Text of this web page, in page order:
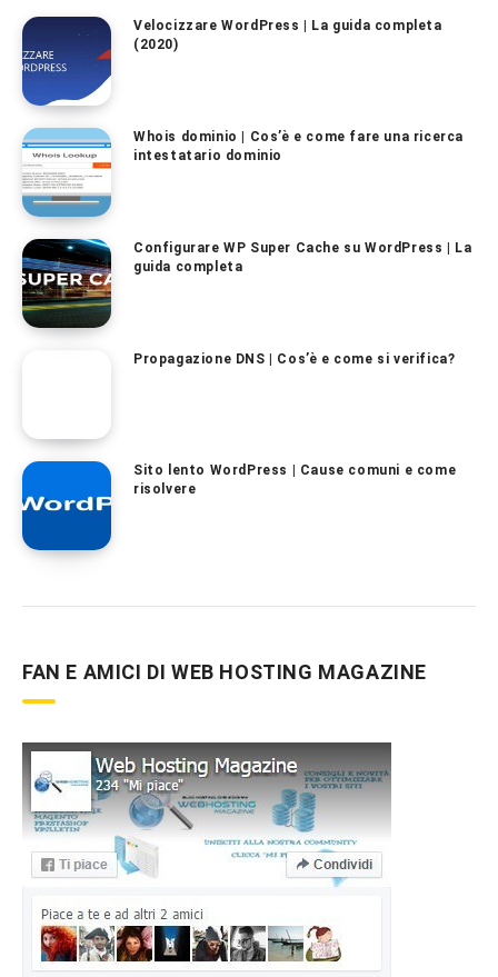
Velocizzare WordPress | La guida completa
(2020)
Whois dominio | Cos’è e come fare una ricerca
intestatario dominio
Configurare WP Super Cache su WordPress | La
guida completa
Propagazione DNS | Cos’è e come si verifica?
Sito lento WordPress | Cause comuni e come
risolvere
FAN E AMICI DI WEB HOSTING MAGAZINE